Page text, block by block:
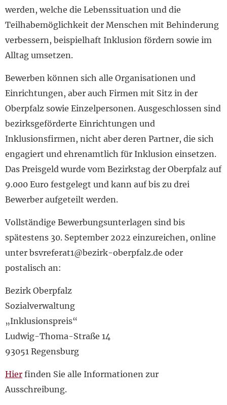
werden, welche die Lebenssituation und die
Teilhabemöglichkeit der Menschen mit Behinderung
verbessern, beispielhaft Inklusion fördern sowie im
Alltag umsetzen.
Bewerben können sich alle Organisationen und
Einrichtungen, aber auch Firmen mit Sitz in der
Oberpfalz sowie Einzelpersonen. Ausgeschlossen sind
bezirksgeförderte Einrichtungen und
Inklusionsfirmen, nicht aber deren Partner, die sich
engagiert und ehrenamtlich für Inklusion einsetzen.
Das Preisgeld wurde vom Bezirkstag der Oberpfalz auf
9.000 Euro festgelegt und kann auf bis zu drei
Bewerber aufgeteilt werden.
Vollständige Bewerbungsunterlagen sind bis
spätestens 30. September 2022 einzureichen, online
unter bsvreferat1@bezirk-oberpfalz.de oder
postalisch an:
Bezirk Oberpfalz
Sozialverwaltung
„Inklusionspreis“
Ludwig-Thoma-Straße 14
93051 Regensburg
Hier finden Sie alle Informationen zur
Ausschreibung.